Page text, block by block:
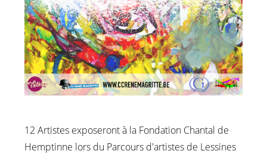
12 Artistes exposeront à la Fondation Chantal de
Hemptinne lors du Parcours d'artistes de Lessines